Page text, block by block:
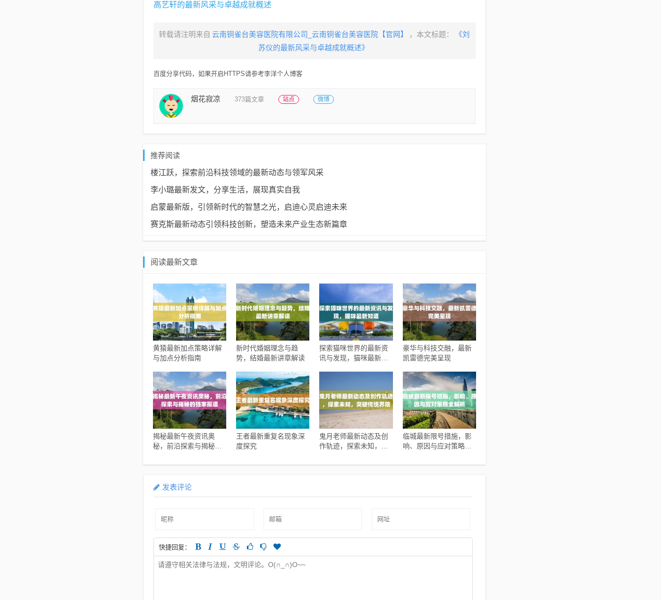
高艺轩的最新风采与卓越成就概述
转载请注明来自 云南铜雀台美容医院有限公司_云南铜雀台美容医院【官网】 ，本文标题：
《刘
苏仪的最新风采与卓越成就概述》
百度分享代码，如果开启HTTPS请参考李洋个人博客
烟花寂凉 373篇文章 站点 微博
推荐阅读
楼江跃，探索前沿科技领域的最新动态与领军风采
李小璐最新发文，分享生活，展现真实自我
启蒙最新版，引领新时代的智慧之光，启迪心灵启迪未来
赛克斯最新动态引领科技创新，塑造未来产业生态新篇章
阅读最新文章
黄猿最新加点策略详解
与加点分析指南
新时代婚姻理念与趋
势，结婚最新讲章解读
探索猫咪世界的最新资
讯与发现，猫咪最新知
豪华与科技交融，最新
凯雷德完美呈现
揭秘最新午夜资讯奥
秘，前沿探索与揭秘的
王者最新重复名现象深
度探究
鬼月老师最新动态及创
作轨迹，探索未知，突
临城最新限号措施，影
响、原因与应对策略全
发表评论
快捷回复：